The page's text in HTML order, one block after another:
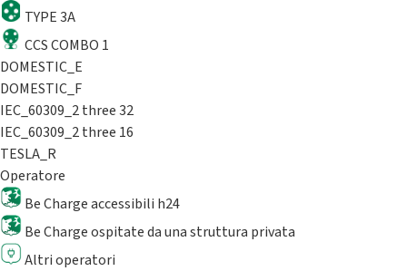
TYPE 3A
CCS COMBO 1
DOMESTIC_E
DOMESTIC_F
IEC_60309_2 three 32
IEC_60309_2 three 16
TESLA_R
Operatore
Be Charge accessibili h24
Be Charge ospitate da una struttura privata
Altri operatori